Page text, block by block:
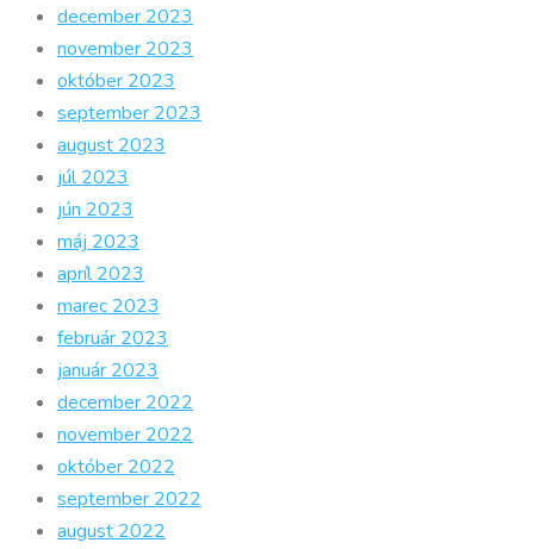
december 2023
november 2023
október 2023
september 2023
august 2023
júl 2023
jún 2023
máj 2023
apríl 2023
marec 2023
február 2023
január 2023
december 2022
november 2022
október 2022
september 2022
august 2022